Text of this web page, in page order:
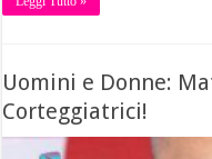
Uomini e Donne:
Corteggiatrici!